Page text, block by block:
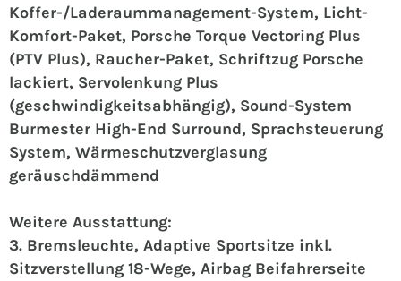
Koffer-/Laderaummanagement-System, Licht-
Komfort-Paket, Porsche Torque Vectoring Plus
(PTV Plus), Raucher-Paket, Schriftzug Porsche
lackiert, Servolenkung Plus
(geschwindigkeitsabhängig), Sound-System
Burmester High-End Surround, Sprachsteuerung
System, Wärmeschutzverglasung
geräuschdämmend
Weitere Ausstattung:
3. Bremsleuchte, Adaptive Sportsitze inkl.
Sitzverstellung 18-Wege, Airbag Beifahrerseite